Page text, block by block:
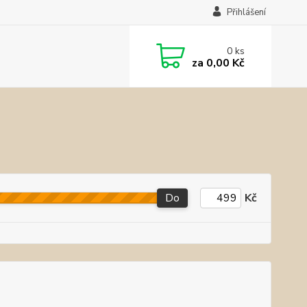
Přihlášení
0ks
za 0,00 Kč
Do Kč